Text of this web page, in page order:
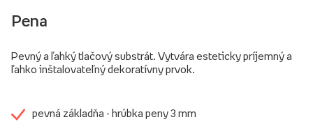
Pena
Pevný a ľahký tlačový substrát. Vytvára esteticky príjemný a
ľahko inštalovateľný dekoratívny prvok.
pevná základňa - hrúbka peny 3 mm